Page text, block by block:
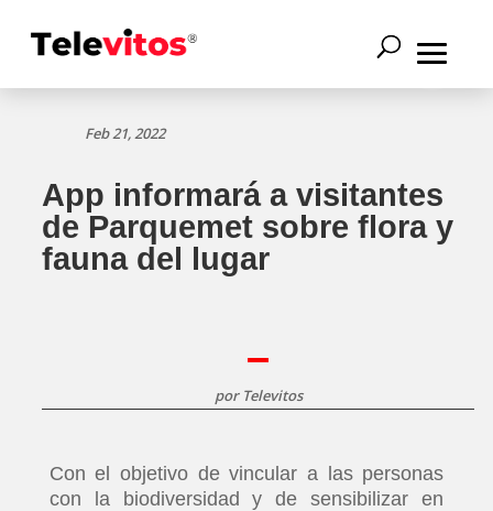
Feb 21, 2022
App informará a visitantes
de Parquemet sobre flora y
fauna del lugar
por Televitos
Con el objetivo de vincular a las personas
con la biodiversidad y de sensibilizar en